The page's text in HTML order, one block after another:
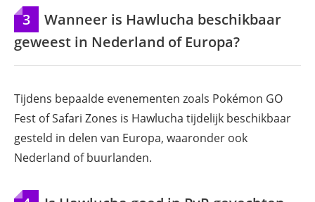
3
Wanneer is Hawlucha beschikbaar
geweest in Nederland of Europa?
Tijdens bepaalde evenementen zoals Pokémon GO
Fest of Safari Zones is Hawlucha tijdelijk beschikbaar
gesteld in delen van Europa, waaronder ook
Nederland of buurlanden.